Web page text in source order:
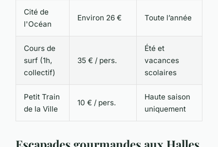
Cité de
l'Océan
Environ 26 € Toute l’année
Cours de
surf (1h,
collectif)
35 € / pers.
Été et
vacances
scolaires
Petit Train
de la Ville
10 € / pers.
Haute saison
uniquement